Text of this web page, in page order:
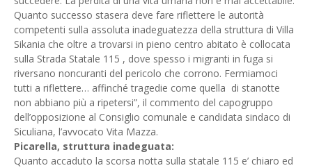
Quanto successo stasera deve fare riflettere le autorità
competenti sulla assoluta inadeguatezza della struttura di Villa
Sikania che oltre a trovarsi in pieno centro abitato è collocata
sulla Strada Statale 115 , dove spesso i migranti in fuga si
riversano noncuranti del pericolo che corrono. Fermiamoci
tutti a riflettere… affinché tragedie come quella di stanotte
non abbiano più a ripetersi”, il commento del capogruppo
dell’opposizione al Consiglio comunale e candidata sindaco di
Siculiana, l’avvocato Vita Mazza.
Picarella, struttura inadeguata:
Quanto accaduto la scorsa notta sulla statale 115 e’ chiaro ed